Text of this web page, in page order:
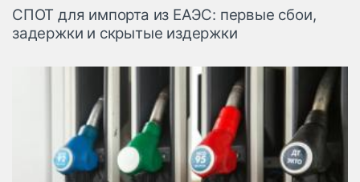
СПОТ для импорта из ЕАЭС: первые сбои,
задержки и скрытые издержки